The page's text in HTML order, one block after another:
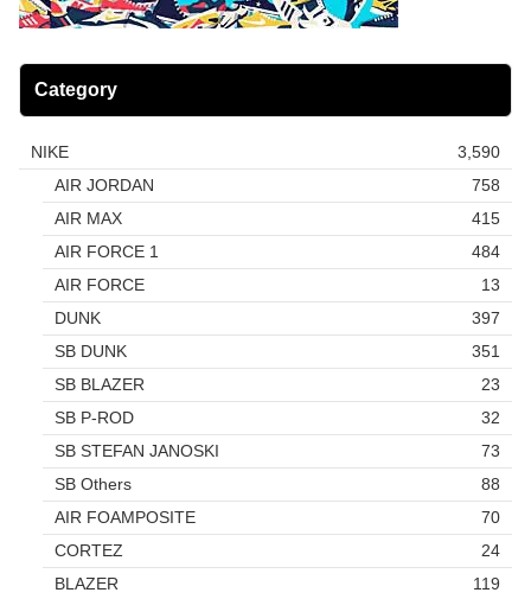
Category
NIKE
3,590
AIR JORDAN
758
AIR MAX
415
AIR FORCE 1
484
AIR FORCE
13
DUNK
397
SB DUNK
351
SB BLAZER
23
SB P-ROD
32
SB STEFAN JANOSKI
73
SB Others
88
AIR FOAMPOSITE
70
CORTEZ
24
BLAZER
119